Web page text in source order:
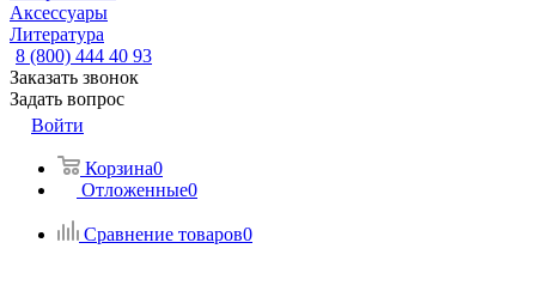
Аксессуары
Литература
8 (800) 444 40 93
Заказать звонок
Задать вопрос
Войти
Корзина0
Отложенные0
Сравнение товаров0